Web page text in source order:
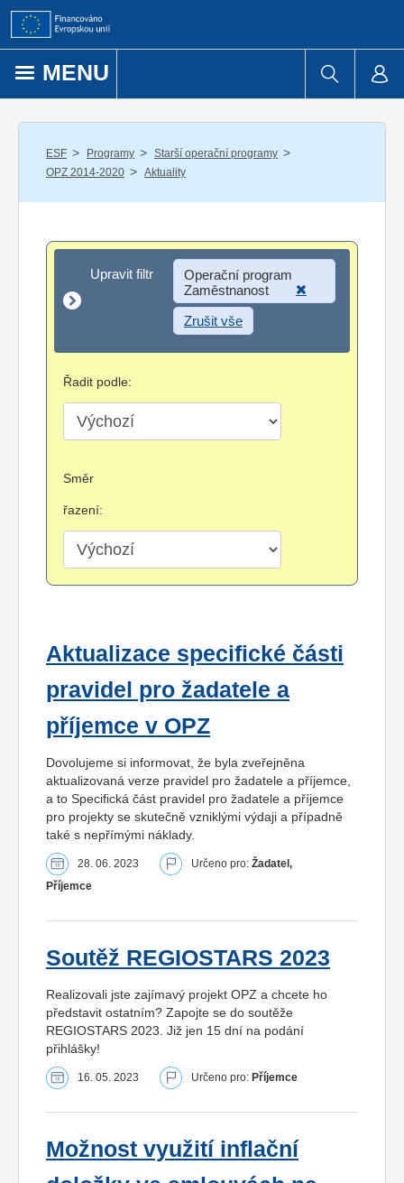
Přejít k obsahu
MENU
ESF / Programy / Starší operační programy /
OPZ 2014-2020 / Aktuality
Upravit filtr
Upravit filtr
Operační program
Zaměstnanost
Zrušit vše
Řadit podle:
Směr
řazení:
Aktualizace specifické části
pravidel pro žadatele a
příjemce v OPZ
Dovolujeme si informovat, že byla zveřejněna
aktualizovaná verze pravidel pro žadatele a příjemce,
a to Specifická část pravidel pro žadatele a příjemce
pro projekty se skutečně vzniklými výdaji a případně
také s nepřímými náklady.
28. 06. 2023 Určeno pro: Žadatel,
Příjemce
Soutěž REGIOSTARS 2023
Realizovali jste zajímavý projekt OPZ a chcete ho
představit ostatním? Zapojte se do soutěže
REGIOSTARS 2023. Již jen 15 dní na podání
přihlášky!
16. 05. 2023 Určeno pro: Příjemce
Možnost využití inflační